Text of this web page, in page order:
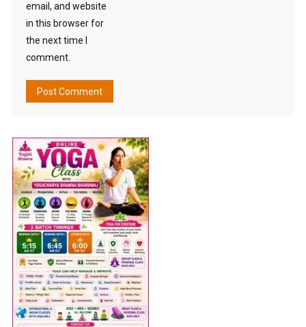
email, and website
in this browser for
the next time I
comment.